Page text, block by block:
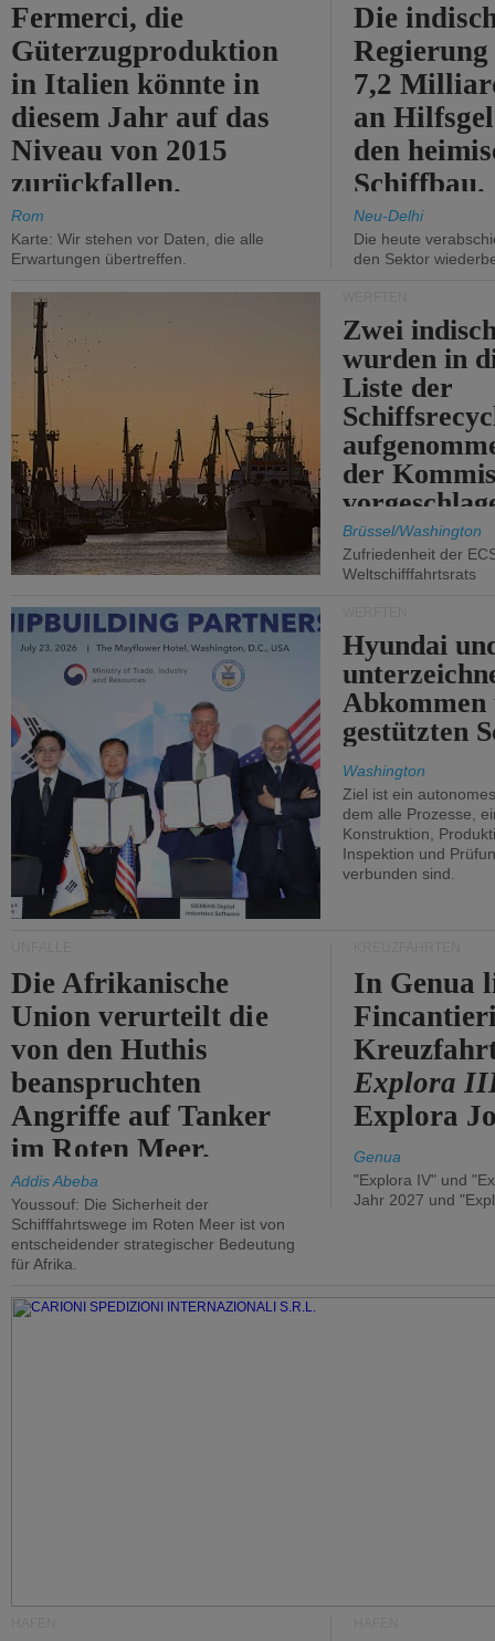
Fermerci, die
Güterzugproduktion
in Italien könnte in
diesem Jahr auf das
Niveau von 2015
zurückfallen.
Rom
Karte: Wir stehen vor Daten, die alle
Erwartungen übertreffen.
Die
7,2
an
den
Schiffbau.
Neu-Delhi
Die heute
den Sektor
Zwei
wurden in
Liste der
der
Brüssel/Washington
Zufriedenheit der
Weltschifffahrtsrats
Hyundai
gestützten
Washington
Ziel ist ein
dem alle Prozesse,
Konstruktion,
Inspektion und
verbunden sind.
Die Afrikanische
Union verurteilt die
von den Huthis
beanspruchten
Angriffe auf Tanker
im Roten Meer.
Addis Abeba
Youssouf: Die Sicherheit der
Schifffahrtswege im Roten Meer ist von
entscheidender strategischer Bedeutung
für Afrika.
In Genua
Explora
Explora
Genua
"Explora IV" und
Jahr 2027 und